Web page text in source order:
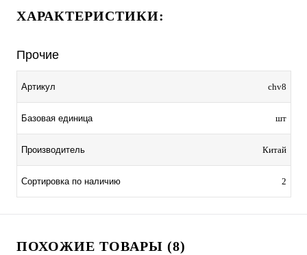
ХАРАКТЕРИСТИКИ:
Прочие
Артикул chv8
Базовая единица шт
Производитель Китай
Сортировка по наличию 2
ПОХОЖИЕ ТОВАРЫ (8)